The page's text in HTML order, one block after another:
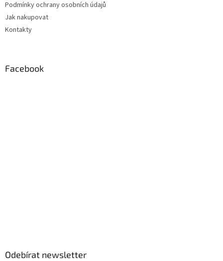
Podmínky ochrany osobních údajů
Jak nakupovat
Kontakty
Facebook
Odebírat newsletter